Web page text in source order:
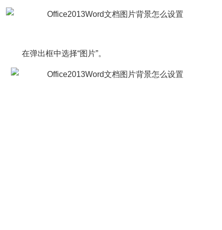
在弹出框中选择“图片”。